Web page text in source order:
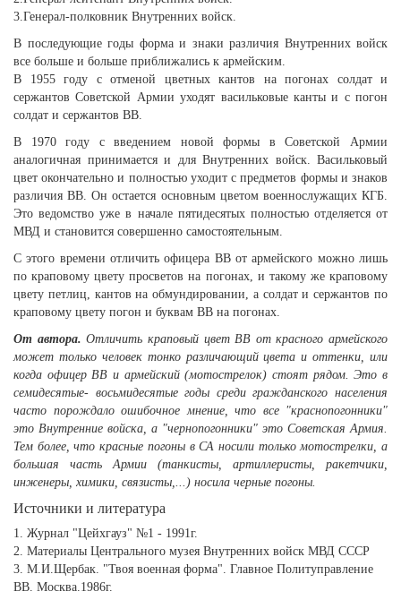
3.Генерал-полковник Внутренних войск.
В последующие годы форма и знаки различия Внутренних войск
все больше и больше приближались к армейским.
В 1955 году с отменой цветных кантов на погонах солдат и
сержантов Советской Армии уходят васильковые канты и с погон
солдат и сержантов ВВ.
В 1970 году с введением новой формы в Советской Армии
аналогичная принимается и для Внутренних войск. Васильковый
цвет окончательно и полностью уходит с предметов формы и знаков
различия ВВ. Он остается основным цветом военнослужащих КГБ.
Это ведомство уже в начале пятидесятых полностью отделяется от
МВД и становится совершенно самостоятельным.
С этого времени отличить офицера ВВ от армейского можно лишь
по краповому цвету просветов на погонах, и такому же краповому
цвету петлиц, кантов на обмундировании, а солдат и сержантов по
краповому цвету погон и буквам ВВ на погонах.
От автора. Отличить краповый цвет ВВ от красного армейского
может только человек тонко различающий цвета и оттенки, или
когда офицер ВВ и армейский (мотострелок) стоят рядом. Это в
семидесятые- восьмидесятые годы среди гражданского населения
часто порождало ошибочное мнение, что все "краснопогонники"
это Внутренние войска, а "чернопогонники" это Советская Армия.
Тем более, что красные погоны в СА носили только мотострелки, а
большая часть Армии (танкисты, артиллеристы, ракетчики,
инженеры, химики, связисты,...) носила черные погоны.
Источники и литература
1. Журнал "Цейхгауз" №1 - 1991г.
2. Материалы Центрального музея Внутренних войск МВД СССР
3. М.И.Щербак. "Твоя военная форма". Главное Политуправление
ВВ. Москва.1986г.